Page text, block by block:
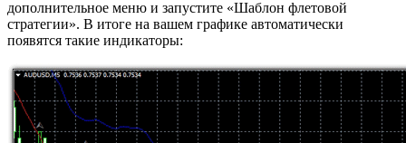
дополнительное меню и запустите «Шаблон флетовой
стратегии». В итоге на вашем графике автоматически
появятся такие индикаторы: